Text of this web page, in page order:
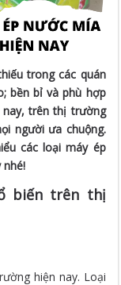
trong các quán
bền bỉ và phù hợp
trên thị trường
người ưa chuộng.
các loại máy ép
biến trên thị
hiện nay. Loại